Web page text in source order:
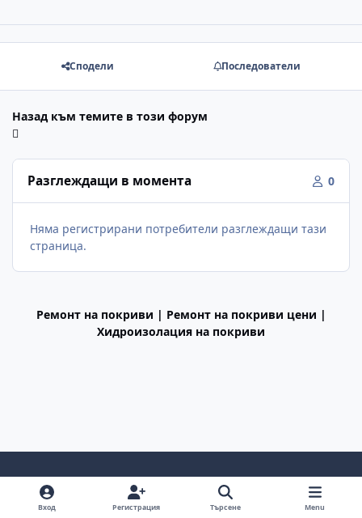
Сподели Последователи
Назад към темите в този форум
Разглеждащи в момента 0
Няма регистрирани потребители разглеждащи тази
страница.
Ремонт на покриви | Ремонт на покриви цени |
Хидроизолация на покриви
Light ModeDark ModeSystem Preference
f
Вход Регистрация Търсене Menu